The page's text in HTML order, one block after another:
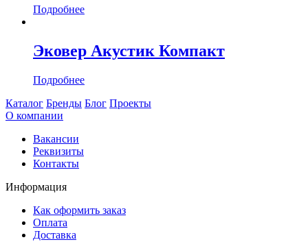
Подробнее
Эковер Акустик Компакт
Подробнее
Каталог Бренды Блог Проекты
О компании
Вакансии
Реквизиты
Контакты
Информация
Как оформить заказ
Оплата
Доставка